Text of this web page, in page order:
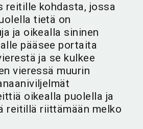
reitille kohdasta, jossa
tietä on
ja oikealla sininen
pääsee portaita
ja se kulkee
vieressä muurin
oikealla puolella ja
reitillä riittämään melko